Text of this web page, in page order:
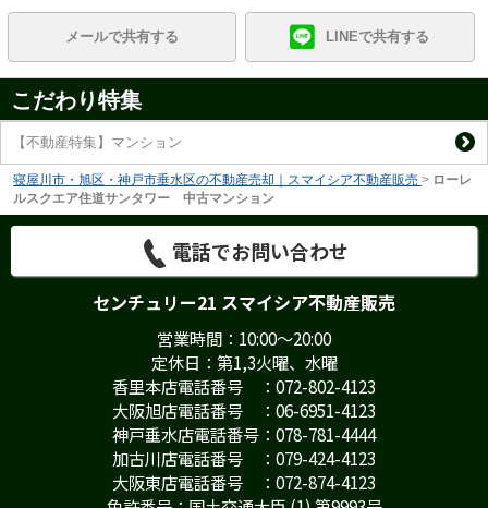
メールで共有する LINEで共有する
こだわり特集
【不動産特集】マンション
寝屋川市・旭区・神戸市垂水区の不動産売却｜スマイシア不動産販売 > ローレ
ルスクエア住道サンタワー 中古マンション
電話でお問い合わせ
センチュリー21 スマイシア不動産販売
営業時間：10:00～20:00
定休日：第1,3火曜、水曜
香里本店電話番号 ：072-802-4123
大阪旭店電話番号 ：06-6951-4123
神戸垂水店電話番号：078-781-4444
加古川店電話番号 ：079-424-4123
大阪東店電話番号 ：072-874-4123